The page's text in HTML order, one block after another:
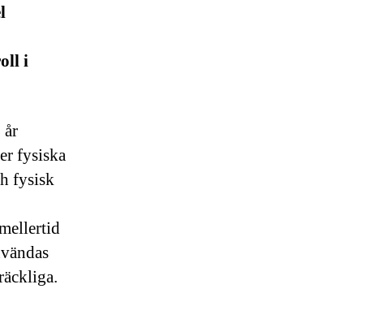
i
fysiska
fysisk